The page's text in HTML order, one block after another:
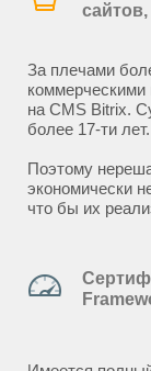
За плечами
коммерческими
на CMS Bitrix.
более 17-ти лет.
Поэтому
экономически
что бы их